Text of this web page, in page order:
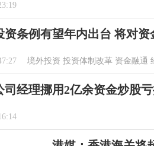
资条例有望年内出台 将对
境外投资 投资体制改革 资金融通
司经理挪用2亿余资金炒股